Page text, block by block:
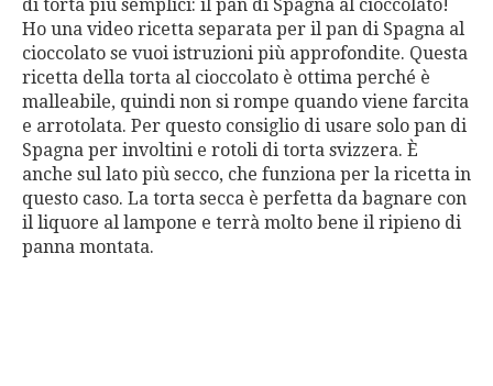
di torta più semplici: il pan di Spagna al cioccolato!
Ho una video ricetta separata per il pan di Spagna al
cioccolato se vuoi istruzioni più approfondite. Questa
ricetta della torta al cioccolato è ottima perché è
malleabile, quindi non si rompe quando viene farcita
e arrotolata. Per questo consiglio di usare solo pan di
Spagna per involtini e rotoli di torta svizzera. È
anche sul lato più secco, che funziona per la ricetta in
questo caso. La torta secca è perfetta da bagnare con
il liquore al lampone e terrà molto bene il ripieno di
panna montata.